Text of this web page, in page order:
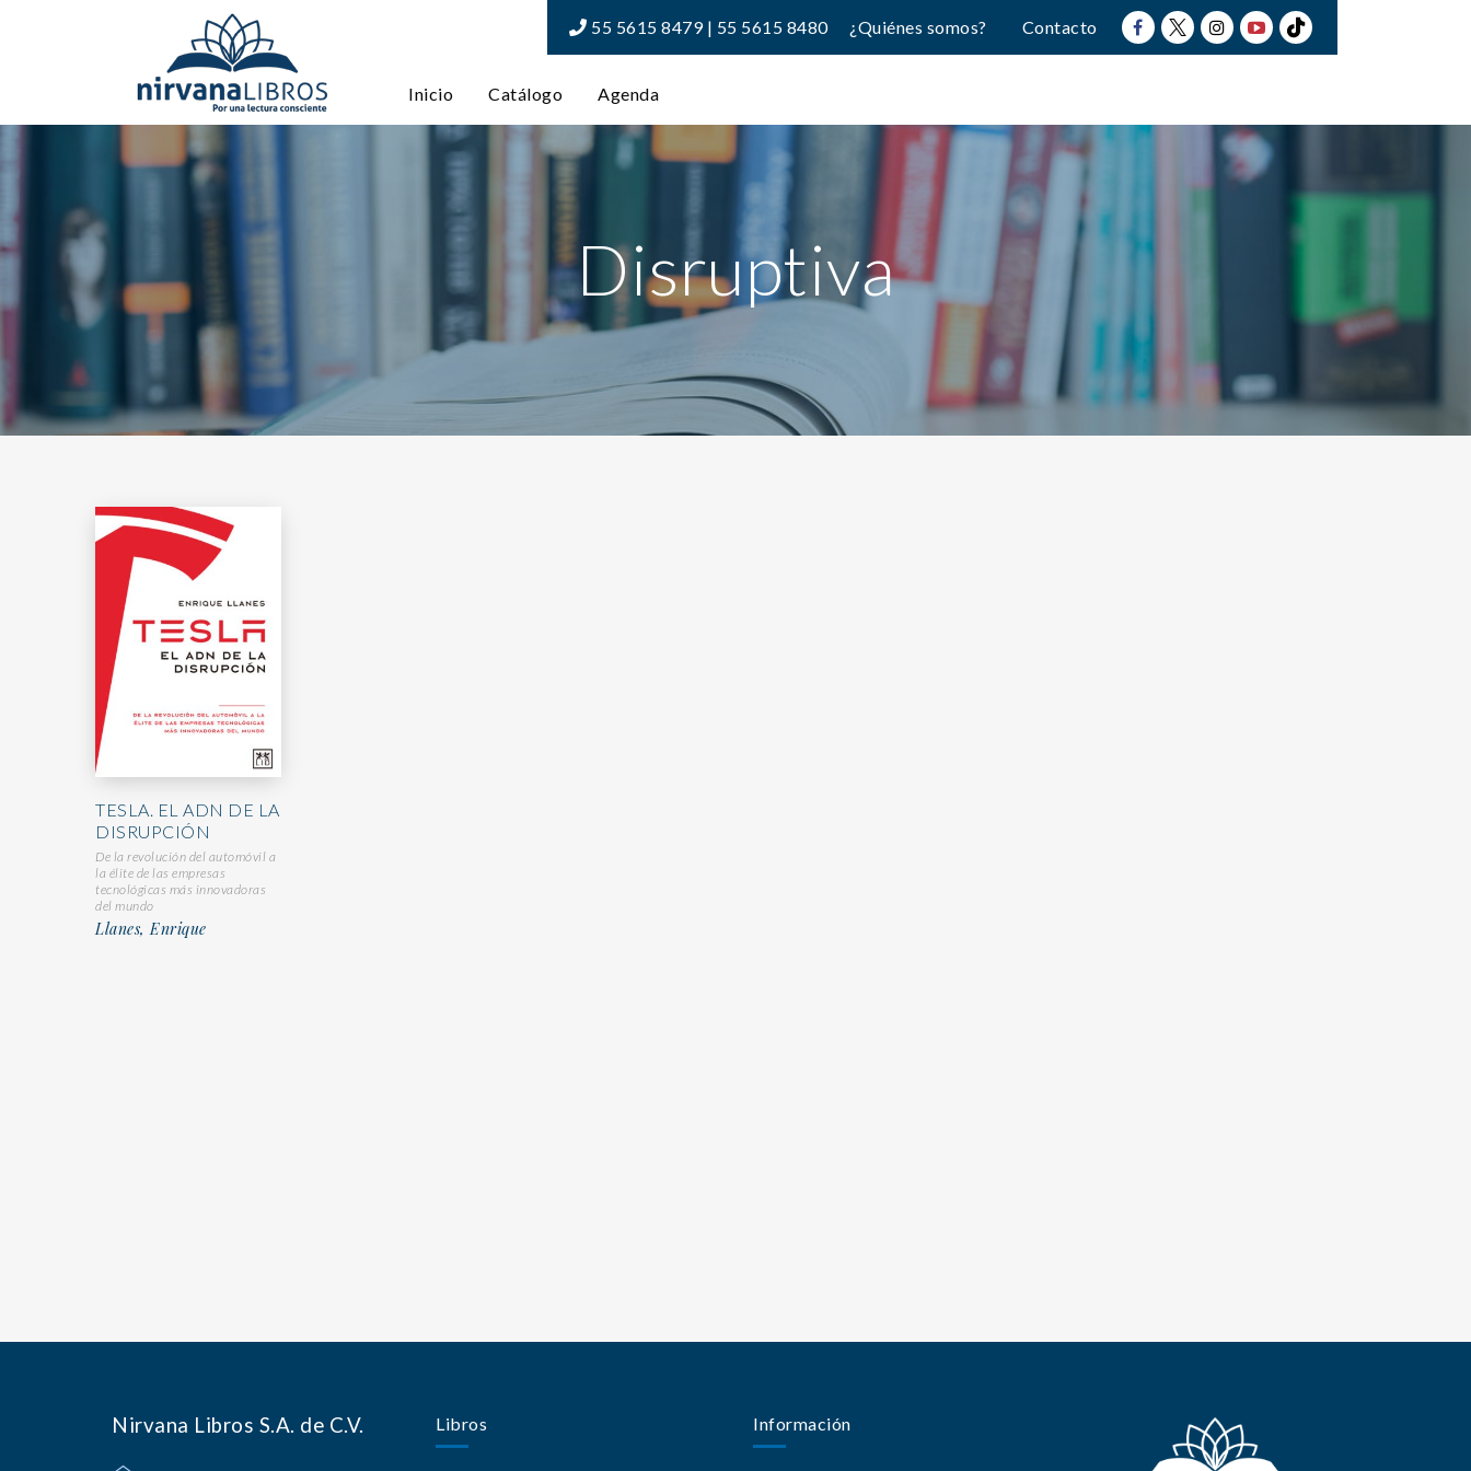
55 5615 8479 | 55 5615 8480 ¿Quiénes somos? Contacto
Inicio Catálogo Agenda
Disruptiva
TESLA. EL ADN DE LA
DISRUPCIÓN
De la revolución del automóvil a
la élite de las empresas
tecnológicas más innovadoras
del mundo
Llanes, Enrique
Nirvana Libros S.A. de C.V. Libros Información